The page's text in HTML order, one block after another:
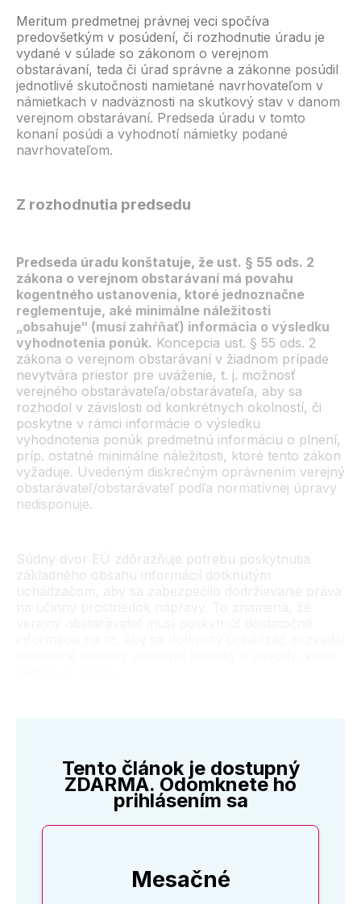
Meritum predmetnej právnej veci spočíva
predovšetkým v posúdení, či rozhodnutie úradu je
vydané v súlade so zákonom o verejnom
obstarávaní, teda či úrad správne a zákonne posúdil
jednotlivé skutočnosti namietané navrhovateľom v
námietkach v nadväznosti na skutkový stav v danom
verejnom obstarávaní. Predseda úradu v tomto
konaní posúdi a vyhodnotí námietky podané
navrhovateľom.
Z rozhodnutia predsedu
Predseda úradu konštatuje, že ust. § 55 ods. 2
zákona o verejnom obstarávaní má povahu
kogentného ustanovenia, ktoré jednoznačne
reglementuje, aké minimálne náležitosti
„obsahuje“ (musí zahŕňať) informácia o výsledku
vyhodnotenia ponúk. Koncepcia ust. § 55 ods. 2
zákona o verejnom obstarávaní v žiadnom prípade
nevytvára priestor pre uváženie, t. j. možnosť
verejného obstarávateľa/obstarávateľa, aby sa
rozhodol v závislosti od konkrétnych okolností, či
poskytne v rámci informácie o výsledku
vyhodnotenia ponúk predmetnú informáciu o plnení,
príp. ostatné minimálne náležitosti, ktoré tento zákon
vyžaduje. Uvedeným diskrečným oprávnením verejný
obstarávateľ/obstarávateľ podľa normatívnej úpravy
nedisponuje.
Súdny dvor EÚ zdôrazňuje potrebu poskytnutia
základného obsahu informácií dotknutým
Tento článok je dostupný
ZDARMA. Odomknete ho
prihlásením sa
Mesačné